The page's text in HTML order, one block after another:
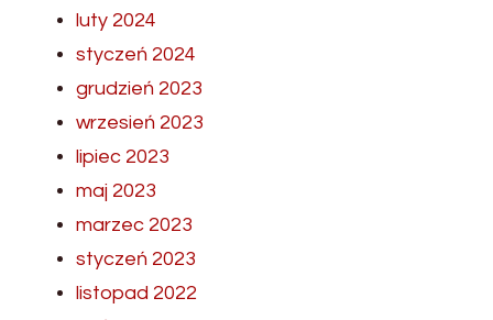
luty 2024
styczeń 2024
grudzień 2023
wrzesień 2023
lipiec 2023
maj 2023
marzec 2023
styczeń 2023
listopad 2022